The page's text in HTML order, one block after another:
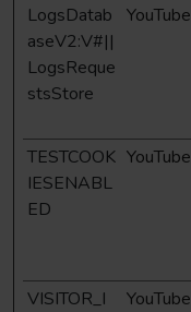
LogsDatab
aseV2:V#||
LogsReque
stsStore
YouTube
TESTCOOK
IESENABL
ED
YouTube
VISITOR_I
YouTube